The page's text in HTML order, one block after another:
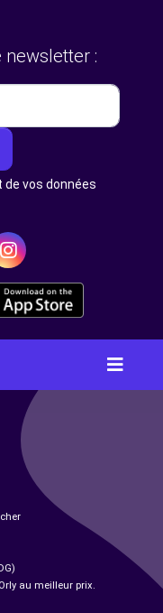
:
vos données
au meilleur prix.